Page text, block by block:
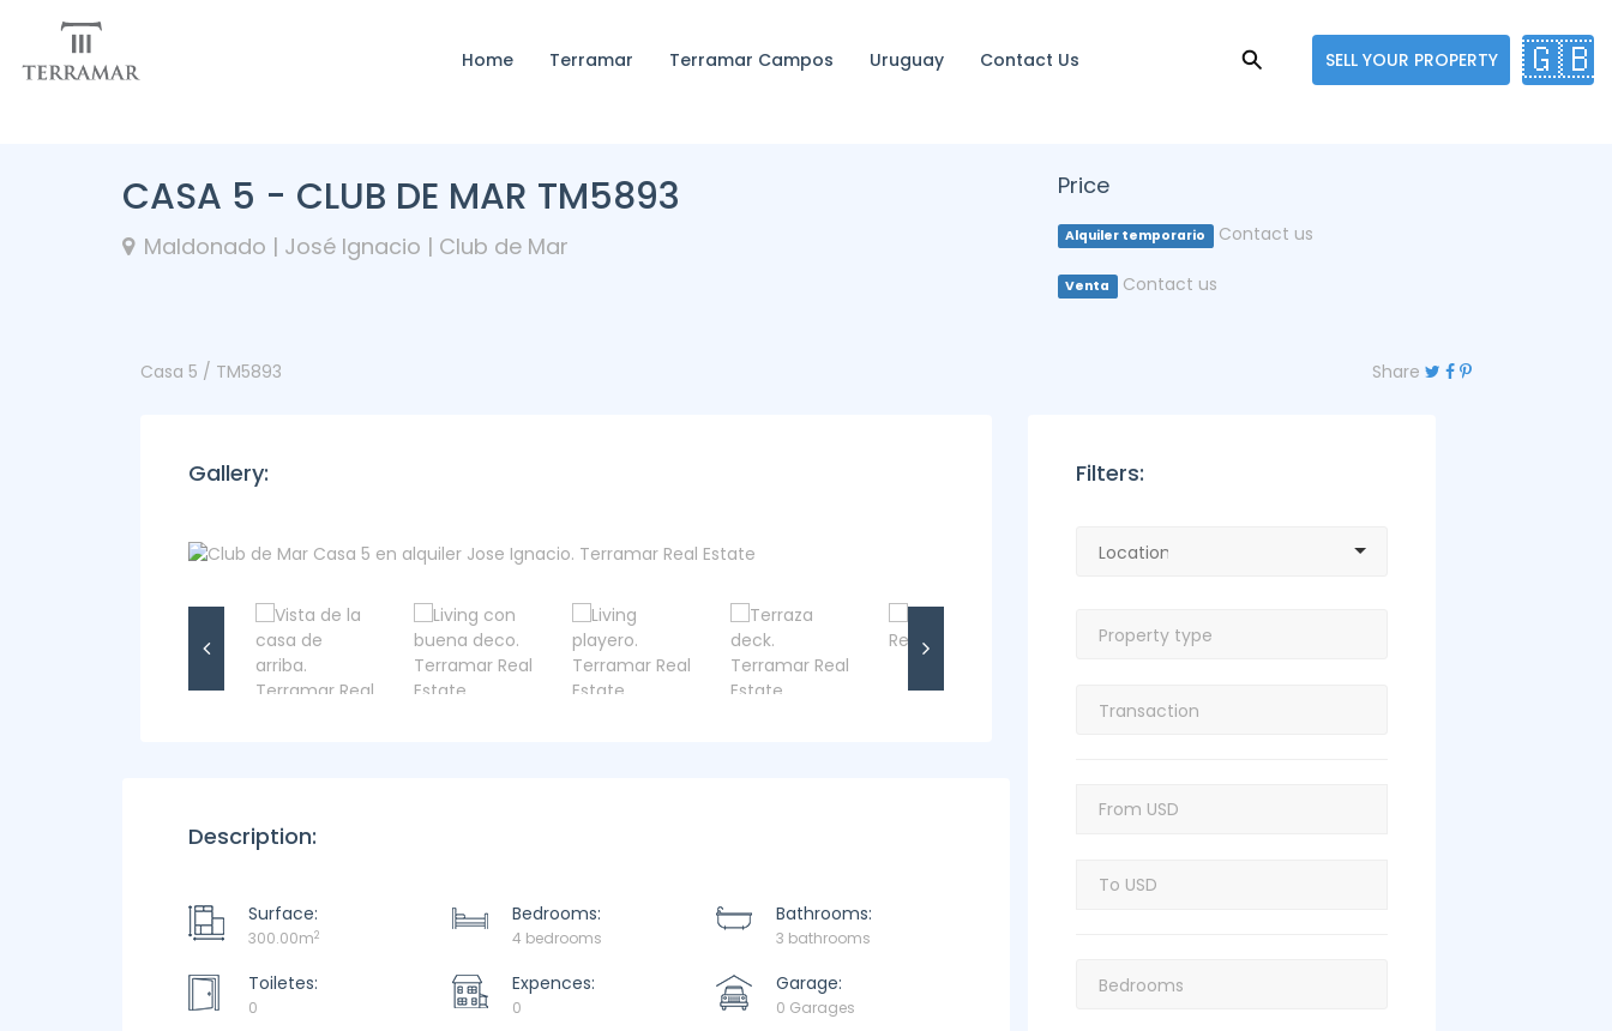
Home Terramar Terramar Campos Uruguay Contact Us SELL YOUR PROPERTY 🇬🇧
CASA 5 - CLUB DE MAR TM5893
Maldonado | José Ignacio | Club de Mar
Price
Alquiler temporario Contact us
Venta Contact us
Casa 5 / TM5893 Share
Gallery:
Description:
Surface:
300.00m2
Bedrooms:
4 bedrooms
Bathrooms:
3 bathrooms
Toiletes:
0
Expences:
0
Garage:
0 Garages
Filters: